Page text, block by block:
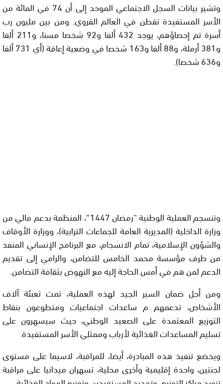
وتشير بيانات السجل الاجتماعي الموحد إلى أن 74 في المائة من
الأسر المستفيدة تقطن في العالم القروي. ومن بين مليون رب
أسرة تم إحصاؤهم، يوجد 432 ألفا و92 شخصا مسنا، و211 ألفا
و381 أرملة، و88 ألفا و163 شخصا في وضعية إعاقة (أي 731 ألفا
و636 شخصا).
وتنسجم العملية الوطنية “رمضان 1447″، المنظمة بدعم مالي من
وزارة الداخلية (المديرية العامة للجماعات الترابية)، ووزارة الأوقاف
والشؤون الإسلامية، تمام الانسجام، مع البرنامج الإنساني المنفذ
من طرف مؤسسة محمد الخامس للتضامن، والرامي إلى تقديم
الدعم لمن هم في أمس الحاجة إليه مع النهوض بثقافة التضامن.
ومن أجل ضمان السير الجيد لهذه العملية، تمت تعبئة آلاف
الأشخاص، تدعمهم م ساعدات اجتماعيات ومتطوعون بنقاط
التوزيع المعتمدة على الصعيد الوطني، حيث سيسهرون على
تسليم المساعدات الغذائية لأرباب وممثلي الأسر المستفيدة.
ويخضع تنفيذ هذه المبادرة، أيضا، للمراقبة، لاسيما على مستوى
لجنتين، واحدة إقليمية وأخرى محلية، تسهران ميدانيا على مراقبة